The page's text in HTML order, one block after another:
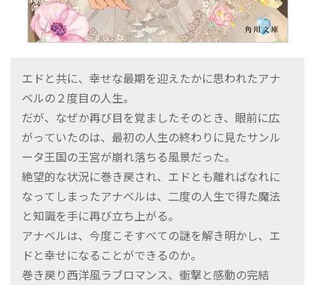
エドと共に、幸せな最期を迎えたかに思われたアナ
ベルの２度目の人生。
だが、なぜか再び目を覚ましたそのとき、眼前に広
がっていたのは、最初の人生の終わりに見たサンル
ータ王国の王宮が崩れ落ちる風景だった。
絶望的な状況に巻き戻され、エドとも離ればなれに
なってしまったアナベルは、二度の人生で得た魔法
と知識を手に再び立ち上がる。
アナベルは、今度こそすべての謎を解き明かし、エ
ドと幸せになることができるのか。
巻き戻り西洋風ラブロマンス、衝撃と感動の完結